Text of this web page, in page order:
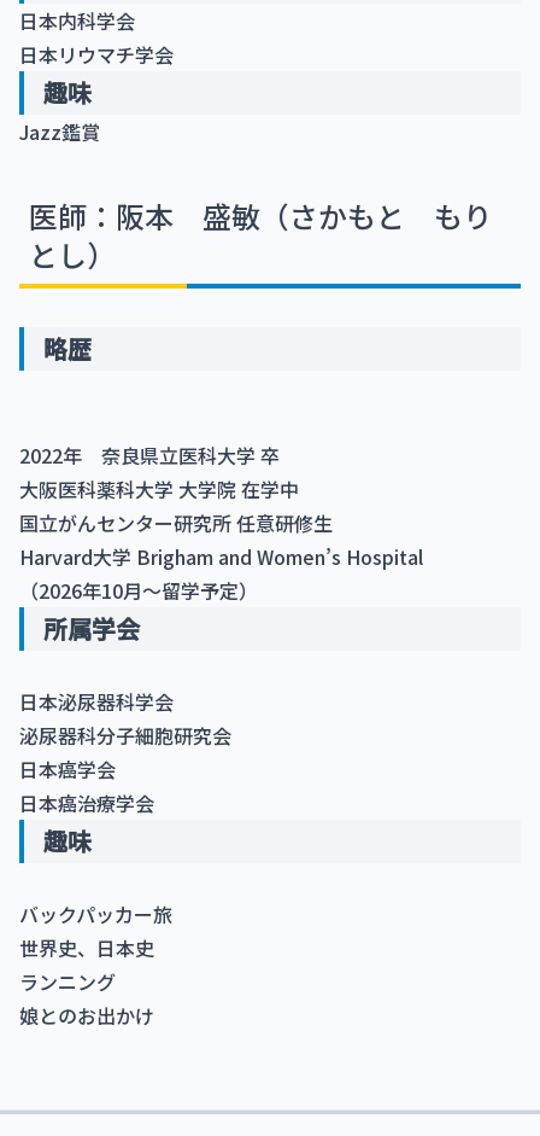
日本内科学会
日本リウマチ学会
趣味
Jazz鑑賞
医師：阪本 盛敏（さかもと もり
とし）
略歴
2022年 奈良県立医科大学 卒
大阪医科薬科大学 大学院 在学中
国立がんセンター研究所 任意研修生
Harvard大学 Brigham and Women’s Hospital
（2026年10月～留学予定）
所属学会
日本泌尿器科学会
泌尿器科分子細胞研究会
日本癌学会
日本癌治療学会
趣味
バックパッカー旅
世界史、日本史
ランニング
娘とのお出かけ